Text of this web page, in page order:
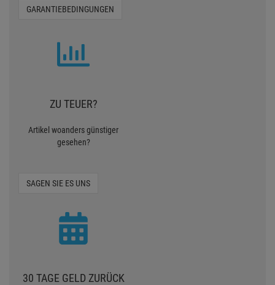
GARANTIEBEDINGUNGEN
ZU TEUER?
Artikel woanders günstiger
gesehen?
SAGEN SIE ES UNS
30 TAGE GELD ZURÜCK